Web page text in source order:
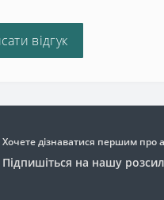
відгук
Хочете дізнаватися першим про
Підпишіться на нашу